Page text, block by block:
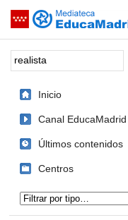
Saltar navegación
Palabra o frase:
Inicio
Canal EducaMadrid
Últimos contenidos
Centros